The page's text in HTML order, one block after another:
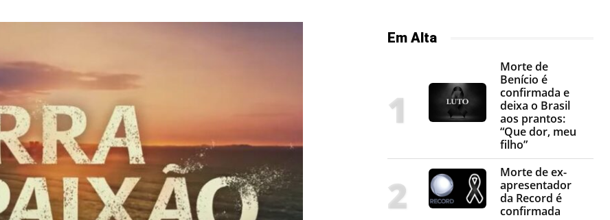
Em Alta
Morte de
Benício é
confirmada e
deixa o Brasil
aos prantos:
“Que dor, meu
filho”
Morte de ex-
apresentador
da Record é
confirmada